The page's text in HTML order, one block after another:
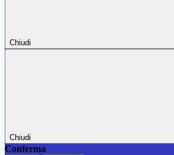
Chiudi
Chiudi
Conferma